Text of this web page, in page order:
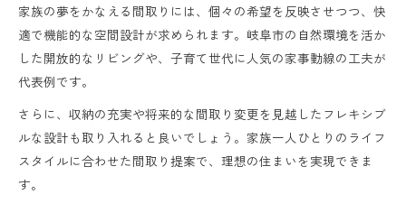
家族の夢をかなえる間取りには、個々の希望を反映させつつ、快
適で機能的な空間設計が求められます。岐阜市の自然環境を活か
した開放的なリビングや、子育て世代に人気の家事動線の工夫が
代表例です。
さらに、収納の充実や将来的な間取り変更を見越したフレキシブ
ルな設計も取り入れると良いでしょう。家族一人ひとりのライフ
スタイルに合わせた間取り提案で、理想の住まいを実現できま
す。